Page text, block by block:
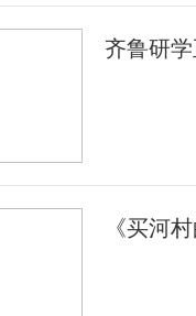
齐鲁研
《买河